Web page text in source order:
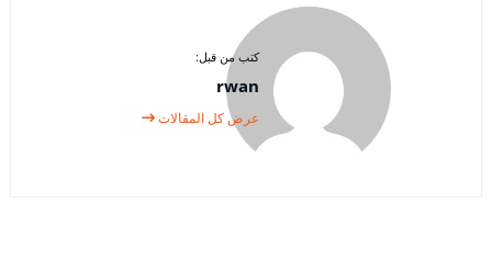
كتب من قبل:
rwan
عرض كل المقالات